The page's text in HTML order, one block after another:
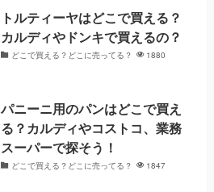
トルティーヤはどこで買える？
カルディやドンキで買えるの？
どこで買える？どこに売ってる？ 1880
パニーニ用のパンはどこで買え
る？カルディやコストコ、業務
スーパーで探そう！
どこで買える？どこに売ってる？ 1847